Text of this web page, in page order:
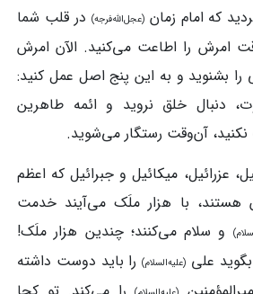
که امام زمان(عجل‌الله‌فرجه) در قلب شما
امرش را اطاعت می‌کنید. الآن امرش
بشنوید و به این پنج اصل عمل کنید:
دنبال خلق نروید و ائمه طاهرین
آن‌وقت رستگار می‌شوید.
عزرائیل، میکائیل و جبرائیل که اعظم
هستند، با هزار ملَک می‌آیند خدمت
و سلام می‌کنند؛ چندین هزار ملَک!
علی (علیه‌السلام)را باید دوست داشته